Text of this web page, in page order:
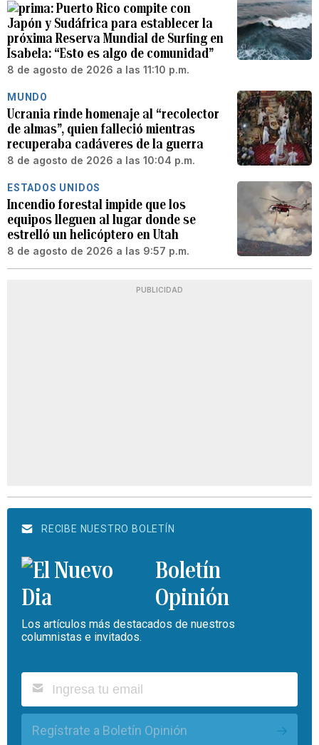
Puerto Rico compite con
Japón y Sudáfrica para establecer la
próxima Reserva Mundial de Surfing en
Isabela: “Esto es algo de comunidad”
8 de agosto de 2026 a las 11:10 p.m.
MUNDO
Ucrania rinde homenaje al “recolector
de almas”, quien falleció mientras
recuperaba cadáveres de la guerra
8 de agosto de 2026 a las 10:04 p.m.
ESTADOS UNIDOS
Incendio forestal impide que los
equipos lleguen al lugar donde se
estrelló un helicóptero en Utah
8 de agosto de 2026 a las 9:57 p.m.
PUBLICIDAD
RECIBE NUESTRO BOLETÍN
Boletín
Opinión
Los artículos más destacados de nuestros
columnistas e invitados.
Regístrate a Boletín Opinión